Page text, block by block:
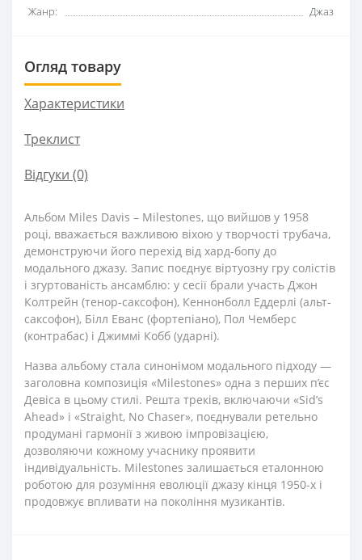
Жанр:
Джаз
Огляд товару
Характеристики
Треклист
Відгуки (0)
Альбом Miles Davis – Milestones, що вийшов у 1958
році, вважається важливою віхою у творчості трубача,
демонструючи його перехід від хард-бопу до
модального джазу. Запис поєднує віртуозну гру солістів
і згуртованість ансамблю: у сесії брали участь Джон
Колтрейн (тенор-саксофон), Кеннонболл Еддерлі (альт-
саксофон), Білл Еванс (фортепіано), Пол Чемберс
(контрабас) і Джиммі Кобб (ударні).
Назва альбому стала синонімом модального підходу —
заголовна композиція «Milestones» одна з перших п’єс
Девіса в цьому стилі. Решта треків, включаючи «Sid’s
Ahead» і «Straight, No Chaser», поєднували ретельно
продумані гармонії з живою імпровізацією,
дозволяючи кожному учаснику проявити
індивідуальність. Milestones залишається еталонною
роботою для розуміння еволюції джазу кінця 1950-х і
продовжує впливати на покоління музикантів.